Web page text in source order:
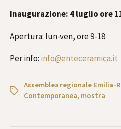
Inaugurazione: 4 luglio ore
Apertura: lun-ven, ore 9-18
Per info: info@enteceramica.it
Assemblea regionale Emilia-
Contemporanea, mostra